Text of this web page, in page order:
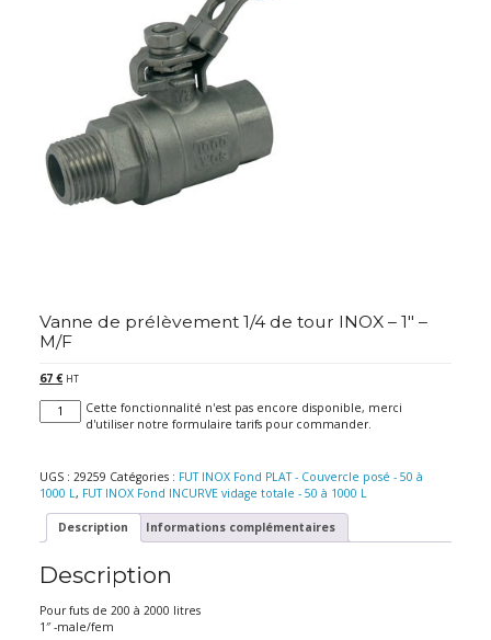
Vanne de prélèvement 1/4 de tour INOX – 1″ –
M/F
67 € HT
quantité
de
prélèvement
1/4
tour
INOX
1"
M/F
Cette fonctionnalité n'est pas encore disponible, merci
d'utiliser notre formulaire tarifs pour commander.
UGS : 29259 Catégories : FUT INOX Fond PLAT - Couvercle posé - 50 à
1000 L, FUT INOX Fond INCURVE vidage totale - 50 à 1000 L
Description Informations complémentaires
Description
Pour futs de 200 à 2000 litres
1″ -male/fem